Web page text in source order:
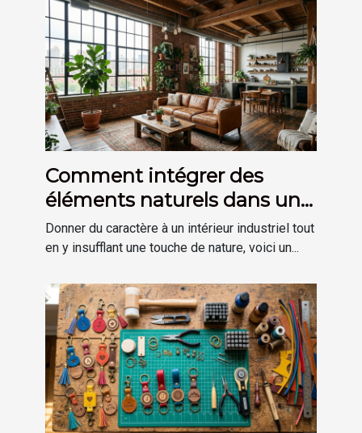
Comment intégrer des
éléments naturels dans une
décoration de style
industriel ?
Donner du caractère à un intérieur industriel tout
en y insufflant une touche de nature, voici un...